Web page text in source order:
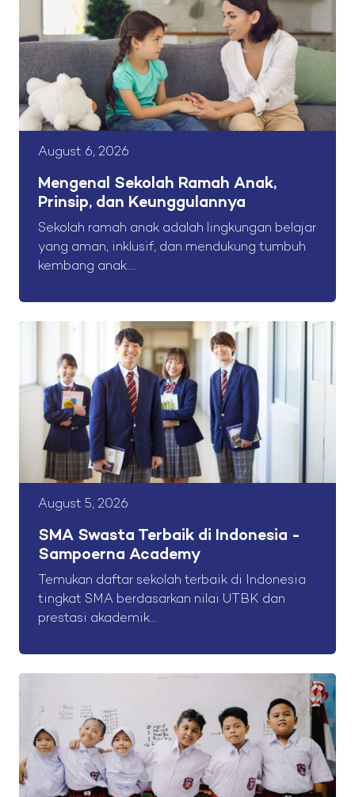
August 6, 2026
Mengenal Sekolah Ramah Anak,
Prinsip, dan Keunggulannya
Sekolah ramah anak adalah lingkungan belajar
yang aman, inklusif, dan mendukung tumbuh
kembang anak....
August 5, 2026
SMA Swasta Terbaik di Indonesia -
Sampoerna Academy
Temukan daftar sekolah terbaik di Indonesia
tingkat SMA berdasarkan nilai UTBK dan
prestasi akademik...